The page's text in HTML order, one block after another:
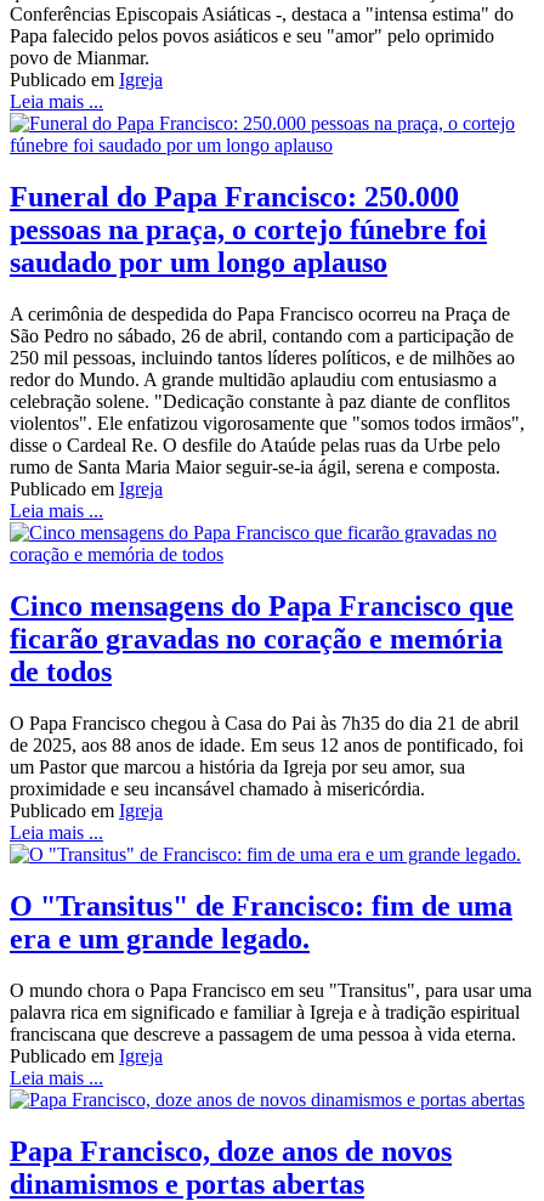
Conferências Episcopais Asiáticas -, destaca a "intensa estima" do
Papa falecido pelos povos asiáticos e seu "amor" pelo oprimido
povo de Mianmar.
Publicado em Igreja
Leia mais ...
Funeral do Papa Francisco: 250.000
pessoas na praça, o cortejo fúnebre foi
saudado por um longo aplauso
A cerimônia de despedida do Papa Francisco ocorreu na Praça de
São Pedro no sábado, 26 de abril, contando com a participação de
250 mil pessoas, incluindo tantos líderes políticos, e de milhões ao
redor do Mundo. A grande multidão aplaudiu com entusiasmo a
celebração solene. "Dedicação constante à paz diante de conflitos
violentos". Ele enfatizou vigorosamente que "somos todos irmãos",
disse o Cardeal Re. O desfile do Ataúde pelas ruas da Urbe pelo
rumo de Santa Maria Maior seguir-se-ia ágil, serena e composta.
Publicado em Igreja
Leia mais ...
Cinco mensagens do Papa Francisco que
ficarão gravadas no coração e memória
de todos
O Papa Francisco chegou à Casa do Pai às 7h35 do dia 21 de abril
de 2025, aos 88 anos de idade. Em seus 12 anos de pontificado, foi
um Pastor que marcou a história da Igreja por seu amor, sua
proximidade e seu incansável chamado à misericórdia.
Publicado em Igreja
Leia mais ...
O "Transitus" de Francisco: fim de uma
era e um grande legado.
O mundo chora o Papa Francisco em seu "Transitus", para usar uma
palavra rica em significado e familiar à Igreja e à tradição espiritual
franciscana que descreve a passagem de uma pessoa à vida eterna.
Publicado em Igreja
Leia mais ...
Papa Francisco, doze anos de novos
dinamismos e portas abertas